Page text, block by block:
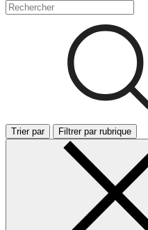
Trier par Filtrer par rubrique